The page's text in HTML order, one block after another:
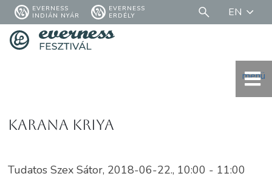
EVERNESS
INDIÁN NYÁR
EVERNESS
ERDÉLY
EN
menü
Karana Kriya
Tudatos Szex Sátor, 2018-06-22., 10:00 - 11:00